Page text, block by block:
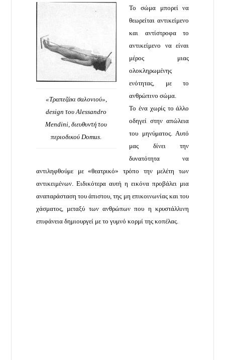
«Τραπεζάκι σαλονιού»,
design του Alessandro
Mendini, διευθυντή του
περιοδικού Domus.
Το σώμα μπορεί να
θεωρείται αντικείμενο
και αντίστροφα το
αντικείμενο να είναι
μέρος μιας
ολοκληρωμένης
ενότητας, με το
ανθρώπινο σώμα.
Το ένα χωρίς το άλλο
οδηγεί στην απώλεια
του μηνύματος. Αυτό
μας δίνει την
δυνατότητα να
αντιληφθούμε με «θεατρικό» τρόπο την μελέτη των
αντικειμένων. Ειδικότερα αυτή η εικόνα προβάλει μια
αναπαράσταση του άπιστου, της μη επικοινωνίας και του
χάσματος, μεταξύ των ανθρώπων που η κρυστάλλινη
επιφάνεια δημιουργεί με το γυμνό κορμί της κοπέλας.